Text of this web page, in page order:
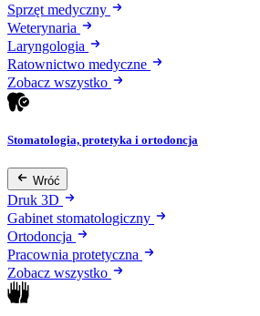
Sprzęt medyczny
Weterynaria
Laryngologia
Ratownictwo medyczne
Zobacz wszystko
Stomatologia, protetyka i ortodoncja
Wróć
Druk 3D
Gabinet stomatologiczny
Ortodoncja
Pracownia protetyczna
Zobacz wszystko